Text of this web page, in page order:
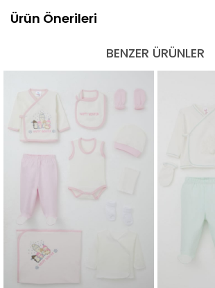
Ürün Önerileri
BENZER ÜRÜNLER